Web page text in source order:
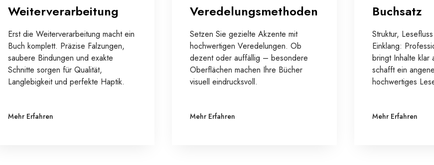
Weiterverarbeitung
Erst die Weiterverarbeitung macht ein
Buch komplett. Präzise Falzungen,
saubere Bindungen und exakte
Schnitte sorgen für Qualität,
Langlebigkeit und perfekte Haptik.
Mehr Erfahren
Veredelungsmethoden
Setzen Sie gezielte Akzente mit
hochwertigen Veredelungen. Ob
dezent oder auffällig – besondere
Oberflächen machen Ihre Bücher
visuell eindrucksvoll.
Mehr Erfahren
Buchsatz
Struktur,
Einklang:
bringt Inhalte klar
schafft ein
hochwertiges
Mehr Erfahren